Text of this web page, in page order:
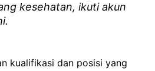
kesehatan, ikuti akun
kualifikasi dan posisi yang